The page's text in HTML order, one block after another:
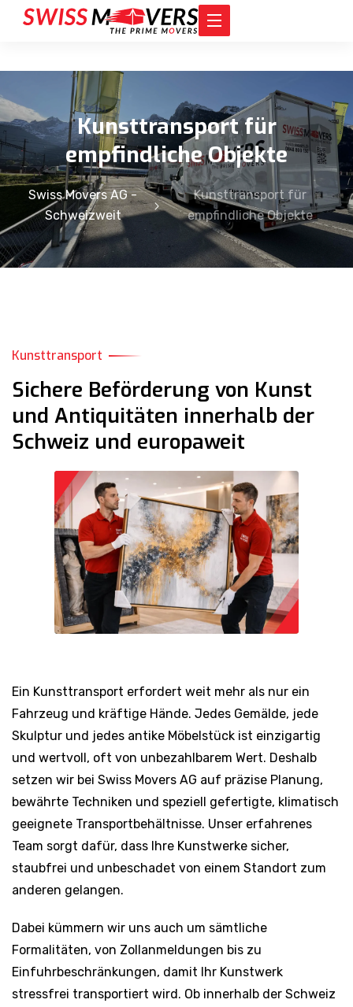
Kunsttransport für
empfindliche Objekte
Swiss Movers AG -
Schweizweit
Kunsttransport für
empfindliche Objekte
Kunsttransport
Sichere Beförderung von Kunst
und Antiquitäten innerhalb der
Schweiz und europaweit
Ein Kunsttransport erfordert weit mehr als nur ein
Fahrzeug und kräftige Hände. Jedes Gemälde, jede
Skulptur und jedes antike Möbelstück ist einzigartig
und wertvoll, oft von unbezahlbarem Wert. Deshalb
setzen wir bei Swiss Movers AG auf präzise Planung,
bewährte Techniken und speziell gefertigte, klimatisch
geeignete Transportbehältnisse. Unser erfahrenes
Team sorgt dafür, dass Ihre Kunstwerke sicher,
staubfrei und unbeschadet von einem Standort zum
anderen gelangen.
Dabei kümmern wir uns auch um sämtliche
Formalitäten, von Zollanmeldungen bis zu
Einfuhrbeschränkungen, damit Ihr Kunstwerk
stressfrei transportiert wird. Ob innerhalb der Schweiz